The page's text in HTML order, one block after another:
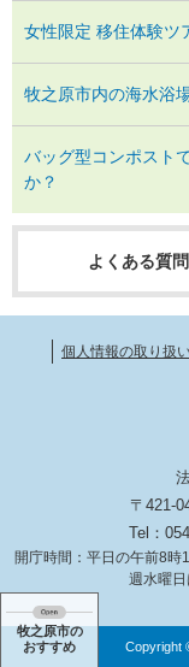
女性限定 移住体験ツ
牧之原市内の海水浴
バッグ型コンポスト
か？
よくある質問
個人情報の取り扱
〒421-
Tel：
開庁時間：平日の午前8時
週水曜日
牧之原市の
おすすめ
Copyright